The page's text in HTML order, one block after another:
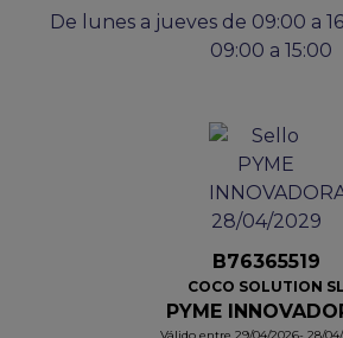
De lunes a jueves de 09:00 a
09:00 a 15:00
B76365519
COCO SOLUTION SL
PYME